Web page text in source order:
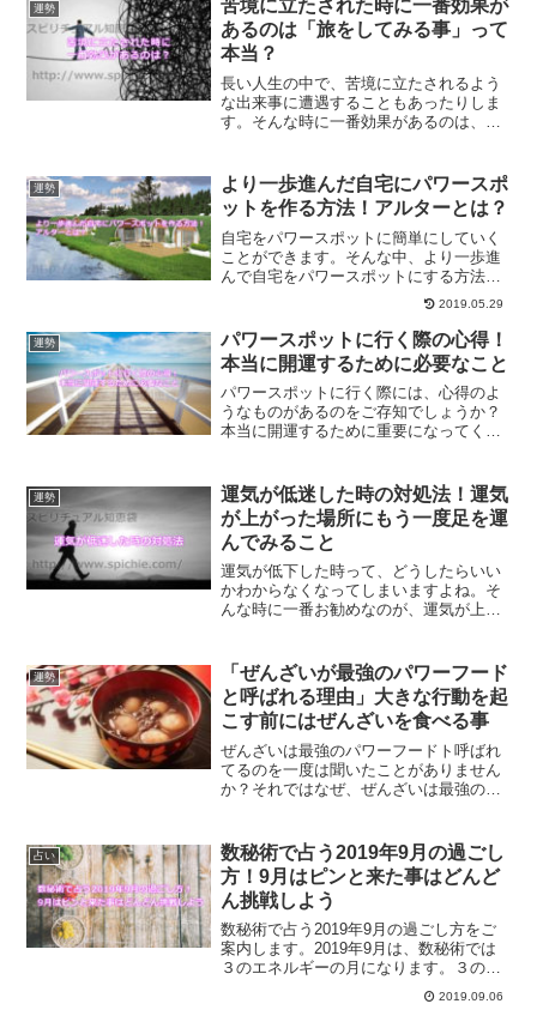
向に進んで行くはずです。
運勢
苦境に立たされた時に一番効果が
あるのは「旅をしてみる事」って
本当？
長い人生の中で、苦境に立たされるよう
な出来事に遭遇することもあったりしま
す。そんな時に一番効果があるのは、旅
のかについてご紹介します。
運勢
より一歩進んだ自宅にパワースポ
ットを作る方法！アルターとは？
自宅をパワースポットに簡単にしていく
ことができます。そんな中、より一歩進
んで自宅をパワースポットにする方法が
アルターを作ることです。アルターとは
一体何なのか？アルターの作り方につい
て解説していきます。
2019.05.29
運勢
パワースポットに行く際の心得！
本当に開運するために必要なこと
パワースポットに行く際には、心得のよ
うなものがあるのをご存知でしょうか？
本当に開運するために重要になってくる
するために必要な事とは？
運勢
運気が低迷した時の対処法！運気
が上がった場所にもう一度足を運
んでみること
運気が低下した時って、どうしたらいい
かわからなくなってしまいますよね。そ
んな時に一番お勧めなのが、運気が上が
出かけてみることについて、解説しま
す。
運勢
「ぜんざいが最強のパワーフード
と呼ばれる理由」大きな行動を起
こす前にはぜんざいを食べる事
ぜんざいは最強のパワーフードト呼ばれ
てるのを一度は聞いたことがありません
か？それではなぜ、ぜんざいは最強のパ
ぜんざいについてご紹介します。
占い
数秘術で占う2019年9月の過ごし
方！9月はピンと来た事はどんど
ん挑戦しよう
数秘術で占う2019年9月の過ごし方をご
案内します。2019年9月は、数秘術では
３のエネルギーの月になります。３のサ
イクルの過ごし方とは？9月にオススメの
過ごし方についてご紹介します。
2019.09.06